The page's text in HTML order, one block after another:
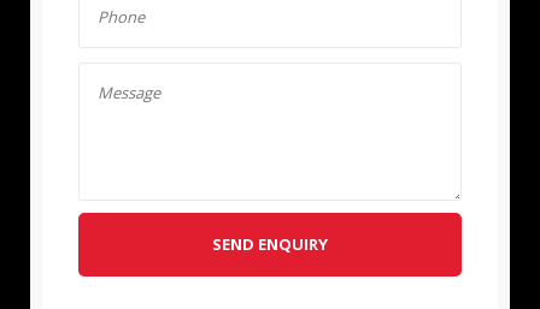
SEND ENQUIRY